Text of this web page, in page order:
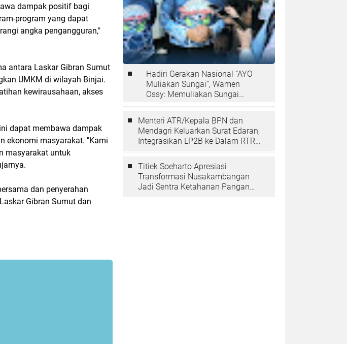
dampak positif bagi
program yang dapat
angka pengangguran,"
antara Laskar Gibran Sumut
UMKM di wilayah Binjai.
kewirausahaan, akses
dapat membawa dampak
ekonomi masyarakat. "Kami
masyarakat untuk
dan penyerahan
Gibran Sumut dan
Hadiri Gerakan Nasional “AYO
Muliakan Sungai”, Wamen
Ossy: Memuliakan Sungai
Menteri ATR/Kepala BPN dan
Mendagri Keluarkan Surat Edaran,
Integrasikan LP2B ke Dalam RTRW
Titiek Soeharto Apresiasi
Transformasi Nusakambangan
Jadi Sentra Ketahanan Pangan